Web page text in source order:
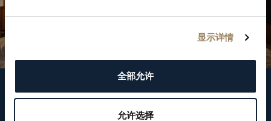
显示详情
全部允许
允许选择
關注我們